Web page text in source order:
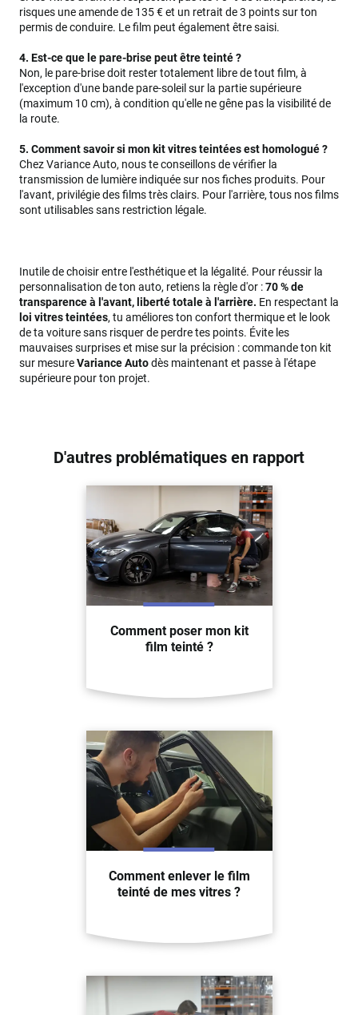
risques une amende de 135 € et un retrait de 3 points sur ton
permis de conduire. Le film peut également être saisi.
4. Est-ce que le pare-brise peut être teinté ?
Non, le pare-brise doit rester totalement libre de tout film, à
l'exception d'une bande pare-soleil sur la partie supérieure
(maximum 10 cm), à condition qu'elle ne gêne pas la visibilité de
la route.
5. Comment savoir si mon kit vitres teintées est homologué ?
Chez Variance Auto, nous te conseillons de vérifier la
transmission de lumière indiquée sur nos fiches produits. Pour
l'avant, privilégie des films très clairs. Pour l'arrière, tous nos films
sont utilisables sans restriction légale.
Inutile de choisir entre l'esthétique et la légalité. Pour réussir la
personnalisation de ton auto, retiens la règle d'or :70 % de
transparence à l'avant, liberté totale à l'arrière. En respectant la
loi vitres teintées, tu améliores ton confort thermique et le look
de ta voiture sans risquer de perdre tes points. Évite les
mauvaises surprises et mise sur la précision : commande ton kit
sur mesureVariance Autodès maintenant et passe à l'étape
supérieure pour ton projet.
D'autres problématiques en rapport
Comment poser mon kit
film teinté ?
Comment enlever le film
teinté de mes vitres ?